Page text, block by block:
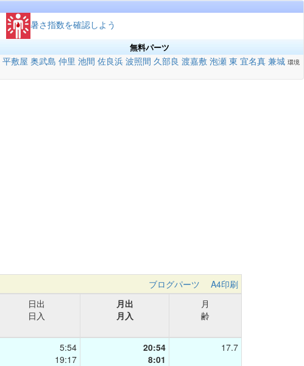
暑さ指数を確認しよう
無料パーツ
平敷屋 奥武島 仲里 池間 佐良浜 波照間 久部良 渡嘉敷 泡瀬 東 宜名真 兼城 環境
ブログパーツ
A4印刷
日出
日入
月出
月入
月
齢
5:54
19:17
20:54
8:01
17.7